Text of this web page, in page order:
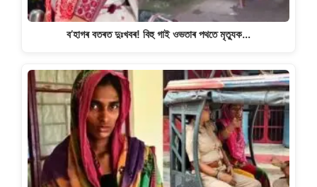
ব’হাগৰ বতৰত দুঃখবৰ! বিহু গাই ওভতাৰ পথতে মৃত্যুক…